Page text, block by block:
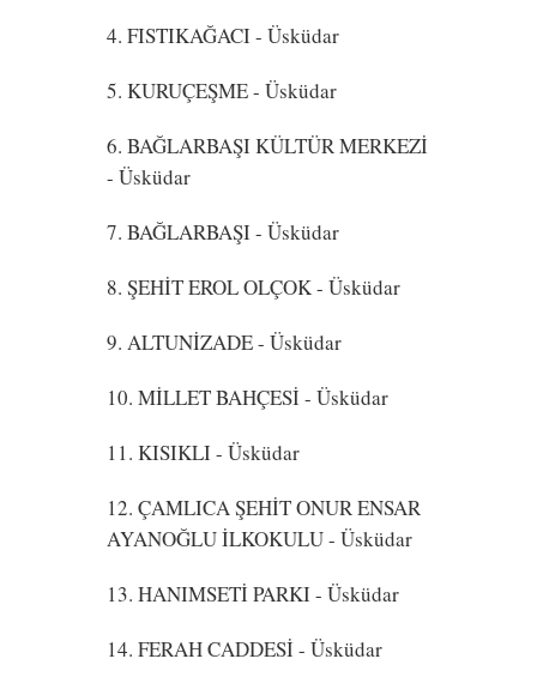
4. FISTIKAĞACI- Üsküdar
5. KURUÇEŞME- Üsküdar
6. BAĞLARBAŞI KÜLTÜR MERKEZİ
- Üsküdar
7. BAĞLARBAŞI- Üsküdar
8. ŞEHİT EROL OLÇOK- Üsküdar
9. ALTUNİZADE- Üsküdar
10. MİLLET BAHÇESİ- Üsküdar
11. KISIKLI- Üsküdar
12. ÇAMLICA ŞEHİT ONUR ENSAR
AYANOĞLU İLKOKULU- Üsküdar
13. HANIMSETİ PARKI- Üsküdar
14. FERAH CADDESİ- Üsküdar